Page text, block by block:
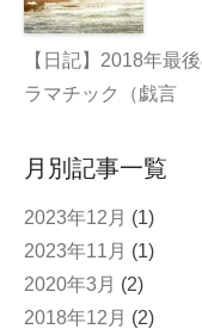
【日記】2018年最
ラマチック（戯言
月別記事一覧
2023年12月 (1)
2023年11月 (1)
2020年3月 (2)
2018年12月 (2)